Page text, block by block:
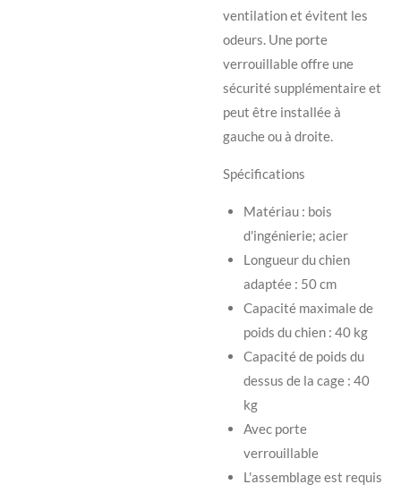
ventilation et évitent les
odeurs. Une porte
verrouillable offre une
sécurité supplémentaire et
peut être installée à
gauche ou à droite.
Spécifications
Matériau : bois
d'ingénierie; acier
Longueur du chien
adaptée : 50 cm
Capacité maximale de
poids du chien : 40 kg
Capacité de poids du
dessus de la cage : 40
kg
Avec porte
verrouillable
L'assemblage est requis